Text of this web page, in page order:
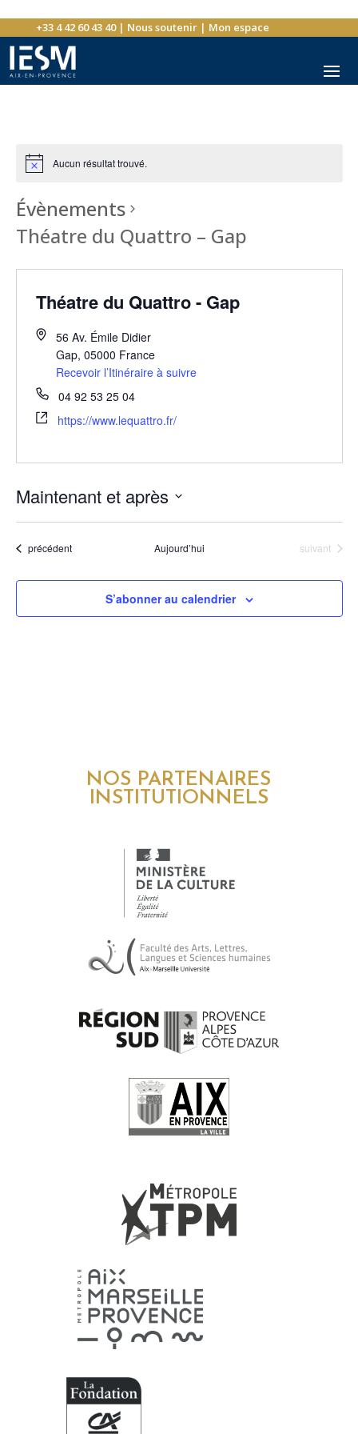
+33 4 42 60 43 40| Nous soutenir| Mon espace
Aucun résultat trouvé.
Évènements
Théatre du Quattro – Gap
Théatre du Quattro - Gap
56 Av. Émile Didier
Gap, 05000 France
Recevoir l’Itinéraire à suivre
04 92 53 25 04
https://www.lequattro.fr/
Maintenant et après
date.
Évènements
précédent Aujourd’hui Évènements
suivant
S’abonner au calendrier
NOS PARTENAIRES
INSTITUTIONNELS